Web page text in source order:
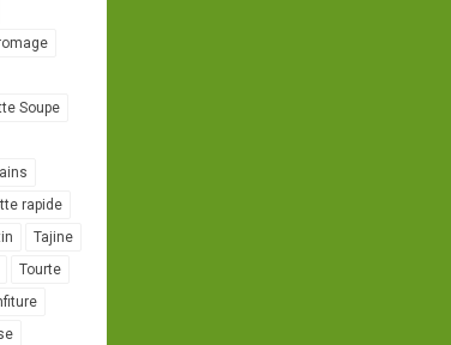
Soupe
rapide
Tajine
Tourte